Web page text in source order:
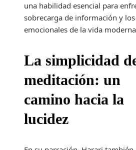
una habilidad esencial para
sobrecarga de información y
emocionales de la vida
La simplicidad
meditación: un
camino hacia la
lucidez